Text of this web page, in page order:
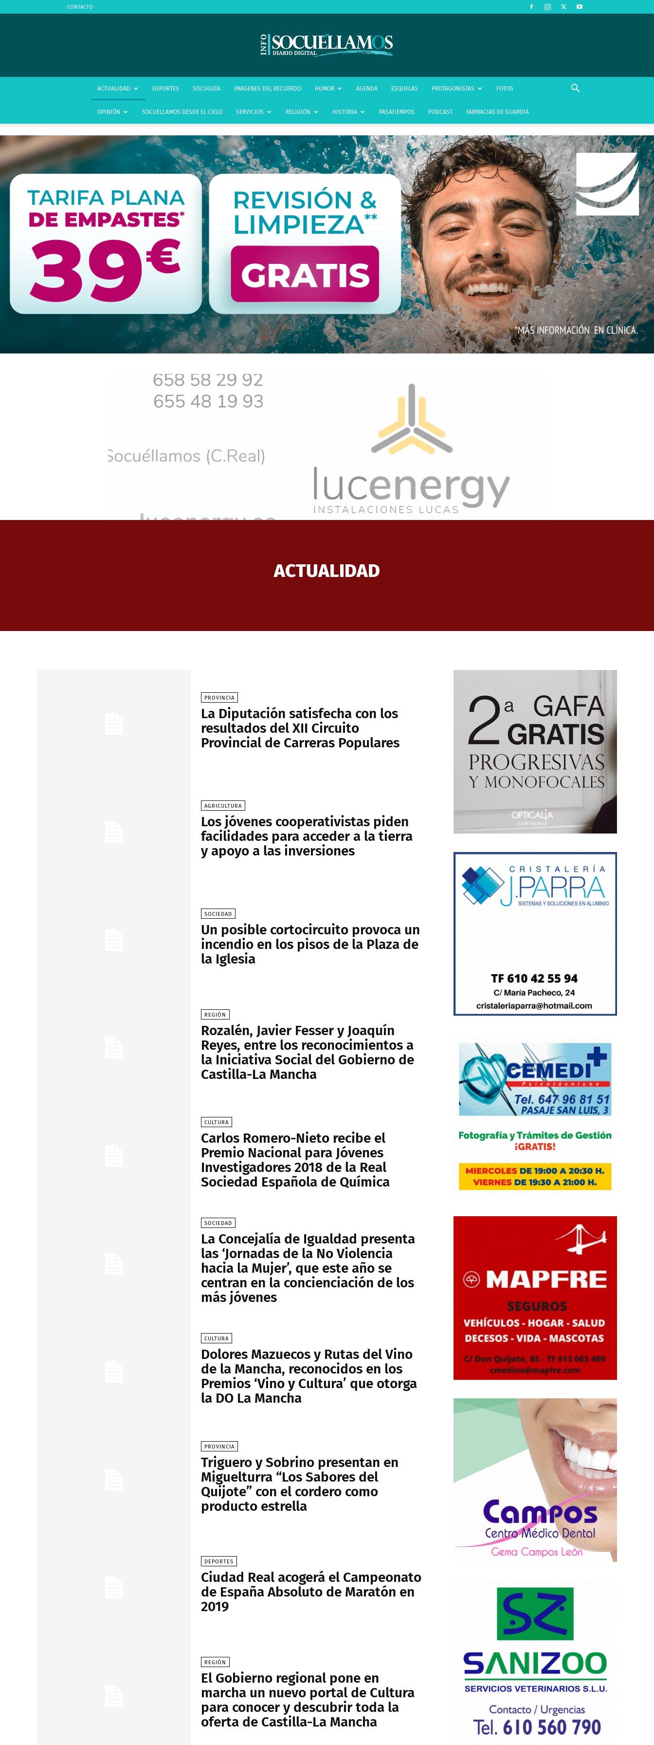
CONTACTO
infoSocuéllamos
ACTUALIDAD DEPORTES SOCUGUÍA IMAGENES DEL RECUERDO HUMOR AGENDA ESQUELAS PROTAGONISTAS FOTOS
OPINIÓN SOCUELLAMOS DESDE EL CIELO SERVICIOS RELIGIÓN HISTORIA PASATIEMPOS PODCAST FARMACIAS DE GUARDIA
ACTUALIDAD
PROVINCIA
La Diputación satisfecha con los
resultados del XII Circuito
Provincial de Carreras Populares
AGRICULTURA
Los jóvenes cooperativistas piden
facilidades para acceder a la tierra
y apoyo a las inversiones
SOCIEDAD
Un posible cortocircuito provoca un
incendio en los pisos de la Plaza de
la Iglesia
REGIÓN
Rozalén, Javier Fesser y Joaquín
Reyes, entre los reconocimientos a
la Iniciativa Social del Gobierno de
Castilla-La Mancha
CULTURA
Carlos Romero-Nieto recibe el
Premio Nacional para Jóvenes
Investigadores 2018 de la Real
Sociedad Española de Química
SOCIEDAD
La Concejalía de Igualdad presenta
las ‘Jornadas de la No Violencia
hacia la Mujer’, que este año se
centran en la concienciación de los
más jóvenes
CULTURA
Dolores Mazuecos y Rutas del Vino
de la Mancha, reconocidos en los
Premios ‘Vino y Cultura’ que otorga
la DO La Mancha
PROVINCIA
Triguero y Sobrino presentan en
Miguelturra “Los Sabores del
Quijote” con el cordero como
producto estrella
DEPORTES
Ciudad Real acogerá el Campeonato
de España Absoluto de Maratón en
2019
REGIÓN
El Gobierno regional pone en
marcha un nuevo portal de Cultura
para conocer y descubrir toda la
oferta de Castilla-La Mancha